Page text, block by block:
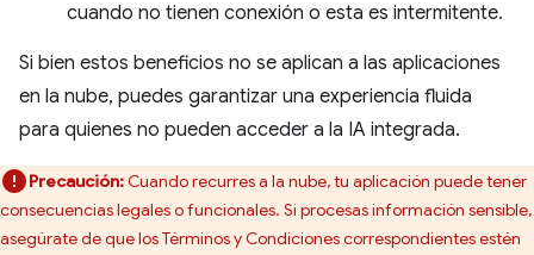
cuando no tienen conexión o esta es intermitente.
Si bien estos beneficios no se aplican a las aplicaciones
en la nube, puedes garantizar una experiencia fluida
para quienes no pueden acceder a la IA integrada.
Precaución:Cuando recurres a la nube, tu aplicación puede tener
consecuencias legales o funcionales. Si procesas información sensible,
asegúrate de que los Términos y Condiciones correspondientes estén